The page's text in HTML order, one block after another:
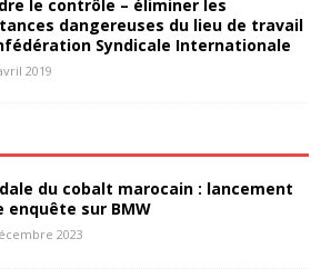
le contrôle – éliminer les
dangereuses du lieu de travail
Syndicale Internationale
2019
du cobalt marocain : lancement
enquête sur BMW
2023